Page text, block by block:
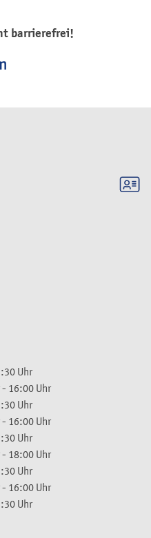
Uhr
- 16:00 Uhr
Uhr
- 16:00 Uhr
Uhr
- 18:00 Uhr
Uhr
- 16:00 Uhr
Uhr
barrierefrei!